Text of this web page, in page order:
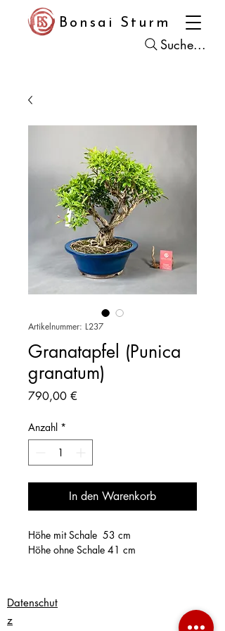
Bonsai Sturm
Suche...
Artikelnummer: L237
Granatapfel (Punica
granatum)
790,00 €
Anzahl *
In den Warenkorb
Höhe mit Schale 53 cm
Höhe ohne Schale 41 cm
Datenschut
z